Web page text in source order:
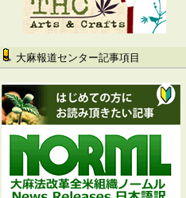
大麻報道センター記事項目